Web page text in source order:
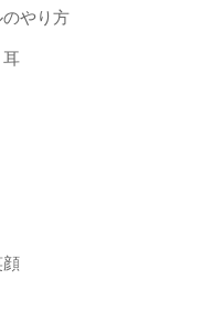
のやり方
耳
顔